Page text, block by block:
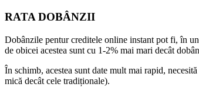
RATA DOBÂNZII
Dobânzile pentur creditele online instant pot fi, în
de obicei acestea sunt cu 1-2% mai mari decât
În schimb, acestea sunt date mult mai rapid,
mică decât cele tradiționale).